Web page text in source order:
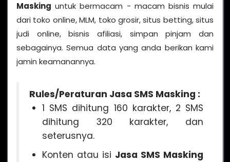
Masking untuk bermacam - macam bisnis mulai
dari toko online, MLM, toko grosir, situs betting, situs
judi online, bisnis afiliasi, simpan pinjam dan
sebagainya. Semua data yang anda berikan kami
jamin keamanannya.
Rules/Peraturan Jasa SMS Masking :
1 SMS dihitung 160 karakter, 2 SMS
dihitung 320 karakter, dan
seterusnya.
Konten atau isi Jasa SMS Masking